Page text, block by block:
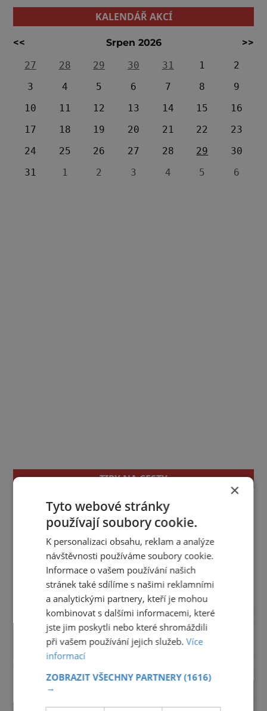
KALENDÁŘ AKCÍ
<< Srpen 2026
>>
27
28 29 30 31 1
2
3
4 5 6 7 8
9
10
11 12 13 14 15
16
17
18 19 20 21 22
23
24
25 26 27 28 29
30
31
1 2 3 4 5 6
TIPY NA CESTY
Jihočeský krajJihomoravský kraj
Královéhradecký krajLiberecký kraj
Moravskoslezský krajOlomoucký kraj
Pardubický krajPlzeňský krajPraha
Středočeský krajÚstecký kraj Vysočina
Zlínský kraj
×
Tyto webové stránky
používají soubory cookie.
K personalizaci obsahu, reklam a analýze
návštěvnosti používáme soubory cookie.
Informace o vašem používání našich
stránek také sdílíme s našimi reklamními
a analytickými partnery, kteří je mohou
kombinovat s dalšími informacemi, které
jste jim poskytli nebo které shromáždili
při vašem používání jejich služeb.Více
informací
ZOBRAZIT VŠECHNY PARTNERY(1616)
→